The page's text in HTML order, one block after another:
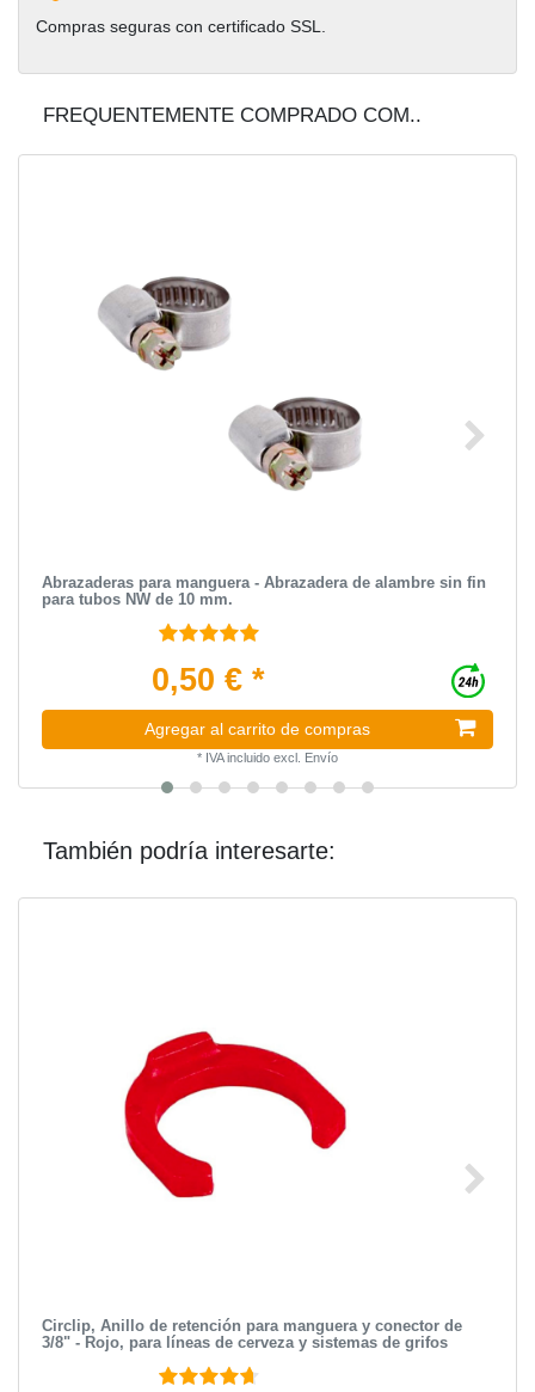
Compras seguras con certificado SSL.
FREQUENTEMENTE COMPRADO COM..
Abrazaderas para manguera - Abrazadera de alambre sin fin
para tubos NW de 10 mm.
0,50 € *
Agregar al carrito de compras
* IVA incluido excl. Envío
También podría interesarte:
Circlip, Anillo de retención para manguera y conector de
3/8" - Rojo, para líneas de cerveza y sistemas de grifos